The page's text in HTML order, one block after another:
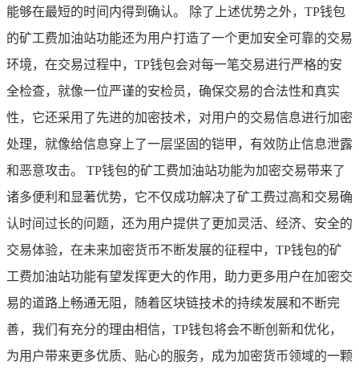
能够在最短的时间内得到确认。 除了上述优势之外，TP钱包
的矿工费加油站功能还为用户打造了一个更加安全可靠的交易
环境，在交易过程中，TP钱包会对每一笔交易进行严格的安
全检查，就像一位严谨的安检员，确保交易的合法性和真实
性，它还采用了先进的加密技术，对用户的交易信息进行加密
处理，就像给信息穿上了一层坚固的铠甲，有效防止信息泄露
和恶意攻击。 TP钱包的矿工费加油站功能为加密交易带来了
诸多便利和显著优势，它不仅成功解决了矿工费过高和交易确
认时间过长的问题，还为用户提供了更加灵活、经济、安全的
交易体验，在未来加密货币不断发展的征程中，TP钱包的矿
工费加油站功能有望发挥更大的作用，助力更多用户在加密交
易的道路上畅通无阻，随着区块链技术的持续发展和不断完
善，我们有充分的理由相信，TP钱包将会不断创新和优化，
为用户带来更多优质、贴心的服务，成为加密货币领域的一颗